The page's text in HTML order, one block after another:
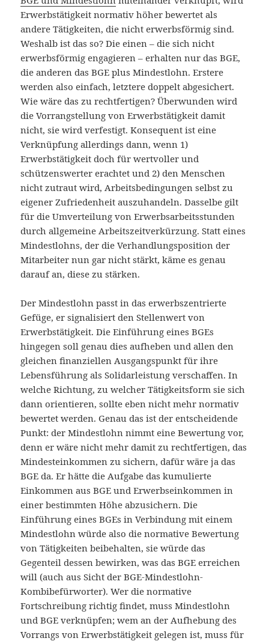
Erwerbstätigkeit normativ höher bewertet als
andere Tätigkeiten, die nicht erwerbsförmig sind.
Weshalb ist das so? Die einen – die sich nicht
erwerbsförmig engagieren – erhalten nur das BGE,
die anderen das BGE plus Mindestlohn. Erstere
werden also einfach, letztere doppelt abgesichert.
Wie wäre das zu rechtfertigen? Überwunden wird
die Vorrangstellung von Erwerbstätigkeit damit
nicht, sie wird verfestigt. Konsequent ist eine
Verknüpfung allerdings dann, wenn 1)
Erwerbstätigkeit doch für wertvoller und
schützenswerter erachtet und 2) den Menschen
nicht zutraut wird, Arbeitsbedingungen selbst zu
eigener Zufriedenheit auszuhandeln. Dasselbe gilt
für die Umverteilung von Erwerbsarbeitsstunden
durch allgemeine Arbeitszeitverkürzung. Statt eines
Mindestlohns, der die Verhandlungsposition der
Mitarbeiter nun gar nicht stärkt, käme es genau
darauf an, diese zu stärken.
Der Mindestlohn passt in das erwerbszentrierte
Gefüge, er signalisiert den Stellenwert von
Erwerbstätigkeit. Die Einführung eines BGEs
hingegen soll genau dies aufheben und allen den
gleichen finanziellen Ausgangspunkt für ihre
Lebensführung als Solidarleistung verschaffen. In
welche Richtung, zu welcher Tätigkeitsform sie sich
dann orientieren, sollte eben nicht mehr normativ
bewertet werden. Genau das ist der entscheidende
Punkt: der Mindestlohn nimmt eine Bewertung vor,
denn er wäre nicht mehr damit zu rechtfertigen, das
Mindesteinkommen zu sichern, dafür wäre ja das
BGE da. Er hätte die Aufgabe das kumulierte
Einkommen aus BGE und Erwerbseinkommen in
einer bestimmten Höhe abzusichern. Die
Einführung eines BGEs in Verbindung mit einem
Mindestlohn würde also die normative Bewertung
von Tätigkeiten beibehalten, sie würde das
Gegenteil dessen bewirken, was das BGE erreichen
will (auch aus Sicht der BGE-Mindestlohn-
Kombibefürworter). Wer die normative
Fortschreibung richtig findet, muss Mindestlohn
und BGE verknüpfen; wem an der Aufhebung des
Vorrangs von Erwerbstätigkeit gelegen ist, muss für